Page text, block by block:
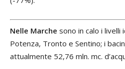
Nelle Marche sono in calo i
Potenza, Tronto e Sentino; i
attualmente 52,76 mln. mc.